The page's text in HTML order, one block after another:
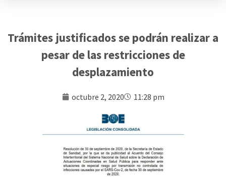
Trámites justificados se podrán realizar a
pesar de las restricciones de
desplazamiento
octubre 2, 2020 11:28 pm